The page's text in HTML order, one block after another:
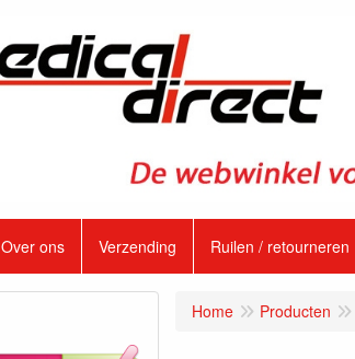
Over ons Verzending Ruilen / retourneren
Home Producten